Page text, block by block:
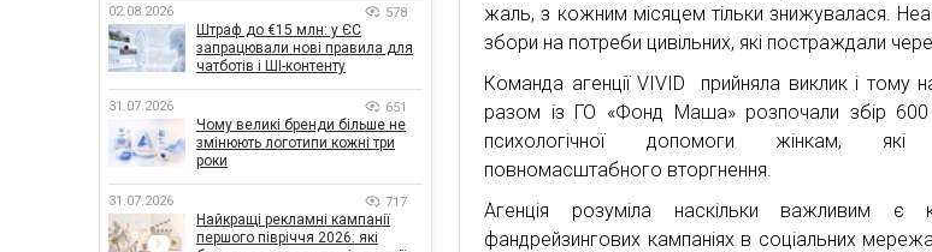
жаль, з кожним місяцем тільки знижувалася.
збори на потреби цивільних, які постраждали
Команда агенції VIVID прийняла виклик і тому
разом із ГО «Фонд Маша» розпочали збір
психологічної допомоги жінкам,
повномасштабного вторгнення.
Агенція розуміла наскільки важливим є
фандрейзингових кампаніях в соціальних
02.08.2026 578
Штраф до €15 млн: у ЄС
запрацювали нові правила для
чатботів і ШІ-контенту
31.07.2026 651
Чому великі бренди більше не
змінюють логотипи кожні три
роки
31.07.2026 717
Найкращі рекламні кампанії
першого півріччя 2026: які